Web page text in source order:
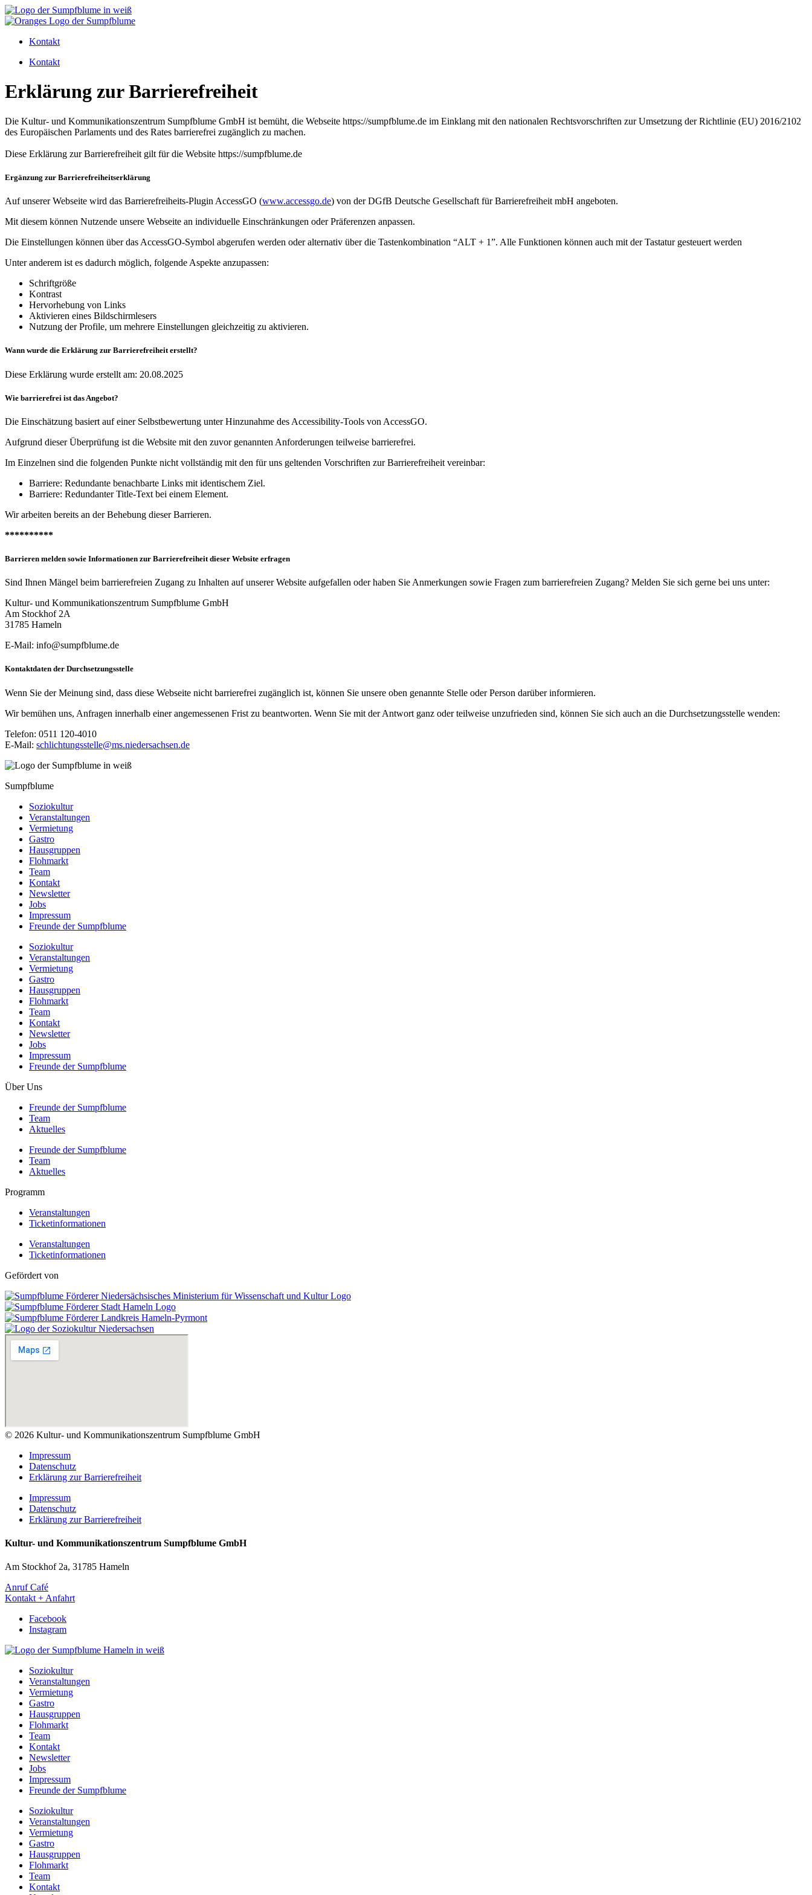
Zum
Inhalt
Kontakt
Kontakt
Erklärung zur Barrierefreiheit
Die Kultur- und Kommunikationszentrum Sumpfblume GmbH ist bemüht, die Webseite https://sumpfblume.de im Einklang mit den nationalen Rechtsvorschriften zur Umsetzung der Richtlinie (EU) 2016/2102
des Europäischen Parlaments und des Rates barrierefrei zugänglich zu machen.
Diese Erklärung zur Barrierefreiheit gilt für die Website https://sumpfblume.de
Ergänzung zur Barrierefreiheitserklärung
Auf unserer Webseite wird das Barrierefreiheits-Plugin AccessGO (www.accessgo.de) von der DGfB Deutsche Gesellschaft für Barrierefreiheit mbH angeboten.
Mit diesem können Nutzende unsere Webseite an individuelle Einschränkungen oder Präferenzen anpassen.
Die Einstellungen können über das AccessGO-Symbol abgerufen werden oder alternativ über die Tastenkombination “ALT + 1”. Alle Funktionen können auch mit der Tastatur gesteuert werden
Unter anderem ist es dadurch möglich, folgende Aspekte anzupassen:
Schriftgröße
Kontrast
Hervorhebung von Links
Aktivieren eines Bildschirmlesers
Nutzung der Profile, um mehrere Einstellungen gleichzeitig zu aktivieren.
Wann wurde die Erklärung zur Barrierefreiheit erstellt?
Diese Erklärung wurde erstellt am: 20.08.2025
Wie barrierefrei ist das Angebot?
Die Einschätzung basiert auf einer Selbstbewertung unter Hinzunahme des Accessibility-Tools von AccessGO.
Aufgrund dieser Überprüfung ist die Website mit den zuvor genannten Anforderungen teilweise barrierefrei.
Im Einzelnen sind die folgenden Punkte nicht vollständig mit den für uns geltenden Vorschriften zur Barrierefreiheit vereinbar:
Barriere: Redundante benachbarte Links mit identischem Ziel.
Barriere: Redundanter Title-Text bei einem Element.
Wir arbeiten bereits an der Behebung dieser Barrieren.
**********
Barrieren melden sowie Informationen zur Barrierefreiheit dieser Website erfragen
Sind Ihnen Mängel beim barrierefreien Zugang zu Inhalten auf unserer Website aufgefallen oder haben Sie Anmerkungen sowie Fragen zum barrierefreien Zugang? Melden Sie sich gerne bei uns unter:
Kultur- und Kommunikationszentrum Sumpfblume GmbH
Am Stockhof 2A
31785 Hameln
E-Mail: ed.emulbfpmus@ofni
Kontaktdaten der Durchsetzungsstelle
Wenn Sie der Meinung sind, dass diese Webseite nicht barrierefrei zugänglich ist, können Sie unsere oben genannte Stelle oder Person darüber informieren.
Wir bemühen uns, Anfragen innerhalb einer angemessenen Frist zu beantworten. Wenn Sie mit der Antwort ganz oder teilweise unzufrieden sind, können Sie sich auch an die Durchsetzungsstelle wenden:
Telefon: 0511 120-4010
E-Mail: ed.neshcasredein.sm@elletssgnuthcilhcs
Sumpfblume
Soziokultur
Veranstaltungen
Vermietung
Gastro
Hausgruppen
Flohmarkt
Team
Kontakt
Newsletter
Jobs
Impressum
Freunde der Sumpfblume
Soziokultur
Veranstaltungen
Vermietung
Gastro
Hausgruppen
Flohmarkt
Team
Kontakt
Newsletter
Jobs
Impressum
Freunde der Sumpfblume
Über Uns
Freunde der Sumpfblume
Team
Aktuelles
Freunde der Sumpfblume
Team
Aktuelles
Programm
Veranstaltungen
Ticketinformationen
Veranstaltungen
Ticketinformationen
Gefördert von
© 2026 Kultur- und Kommunikationszentrum Sumpfblume GmbH
Impressum
Datenschutz
Erklärung zur Barrierefreiheit
Impressum
Datenschutz
Erklärung zur Barrierefreiheit
Kultur- und Kommunikationszentrum Sumpfblume GmbH
Am Stockhof 2a, 31785 Hameln
Anruf Café
Kontakt + Anfahrt
Facebook
Instagram
Soziokultur
Veranstaltungen
Vermietung
Gastro
Hausgruppen
Flohmarkt
Team
Kontakt
Newsletter
Jobs
Impressum
Freunde der Sumpfblume
Soziokultur
Veranstaltungen
Vermietung
Gastro
Hausgruppen
Flohmarkt
Team
Kontakt